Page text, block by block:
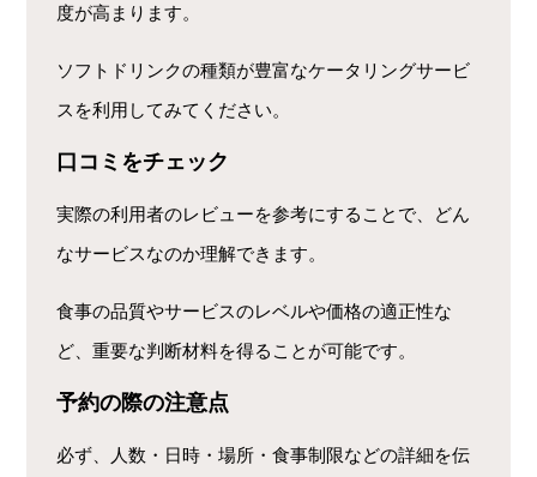
度が高まります。
ソフトドリンクの種類が豊富なケータリングサービ
スを利用してみてください。
口コミをチェック
実際の利用者のレビューを参考にすることで、どん
なサービスなのか理解できます。
食事の品質やサービスのレベルや価格の適正性な
ど、重要な判断材料を得ることが可能です。
予約の際の注意点
必ず、人数・日時・場所・食事制限などの詳細を伝